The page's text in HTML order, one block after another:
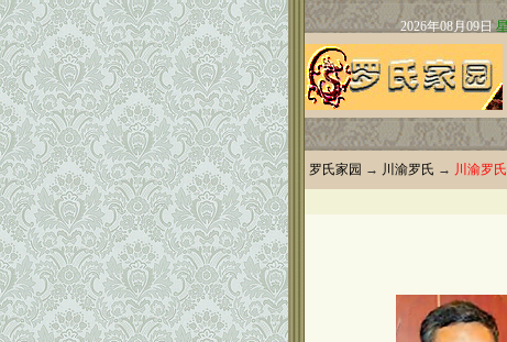
罗氏家园 → 川渝罗氏 → 川渝罗氏